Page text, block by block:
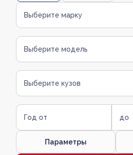
Выберите марку
Выберите модель
Выберите кузов
Год от до
Параметры